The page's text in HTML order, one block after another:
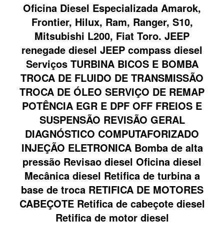
Oficina Diesel Especializada Amarok,
Frontier, Hilux, Ram, Ranger, S10,
Mitsubishi L200, Fiat Toro. JEEP
renegade diesel JEEP compass diesel
Serviços TURBINA BICOS E BOMBA
TROCA DE FLUIDO DE TRANSMISSÃO
TROCA DE ÓLEO SERVIÇO DE REMAP
POTÊNCIA EGR E DPF OFF FREIOS E
SUSPENSÃO REVISÃO GERAL
DIAGNÓSTICO COMPUTAFORIZADO
INJEÇÃO ELETRONICA Bomba de alta
pressão Revisao diesel Oficina diesel
Mecânica diesel Retifica de turbina a
base de troca RETIFICA DE MOTORES
CABEÇOTE Retifica de cabeçote diesel
Retifica de motor diesel